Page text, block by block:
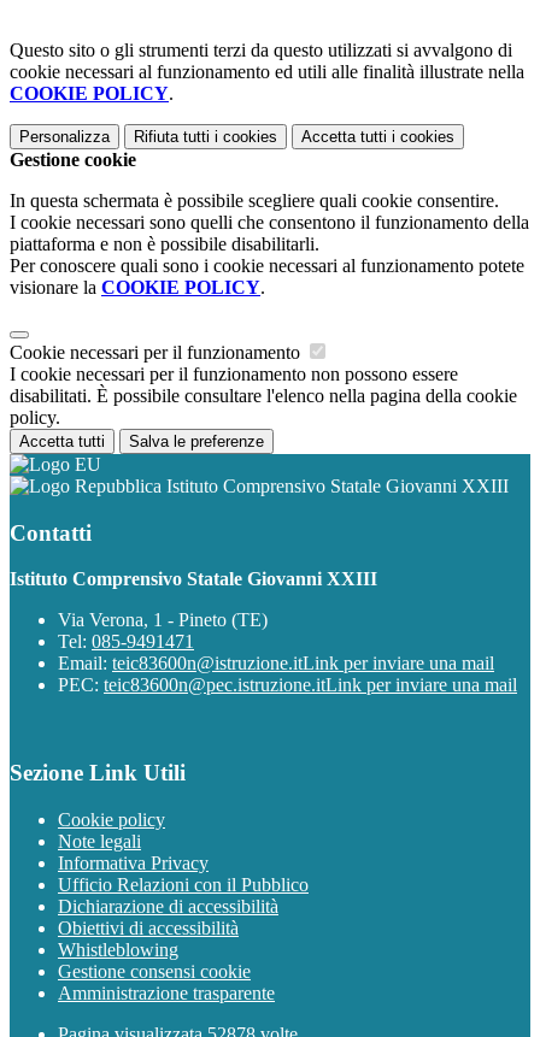
Questo sito o gli strumenti terzi da questo utilizzati si avvalgono di
cookie necessari al funzionamento ed utili alle finalità illustrate nella
COOKIE POLICY.
Personalizza Rifiuta tutti i cookies Accetta tutti i cookies
Gestione cookie
In questa schermata è possibile scegliere quali cookie consentire.
I cookie necessari sono quelli che consentono il funzionamento della
piattaforma e non è possibile disabilitarli.
Per conoscere quali sono i cookie necessari al funzionamento potete
visionare la COOKIE POLICY.
Cookie necessari per il funzionamento
I cookie necessari per il funzionamento non possono essere
disabilitati. È possibile consultare l'elenco nella pagina della cookie
policy.
Accetta tutti Salva le preferenze
Istituto Comprensivo Statale Giovanni XXIII
Contatti
Istituto Comprensivo Statale Giovanni XXIII
Via Verona, 1 - Pineto (TE)
Tel: 085-9491471
Email: teic83600n@istruzione.itLink per inviare una mail
PEC: teic83600n@pec.istruzione.itLink per inviare una mail
Sezione Link Utili
Cookie policy
Note legali
Informativa Privacy
Ufficio Relazioni con il Pubblico
Dichiarazione di accessibilità
Obiettivi di accessibilità
Whistleblowing
Gestione consensi cookie
Amministrazione trasparente